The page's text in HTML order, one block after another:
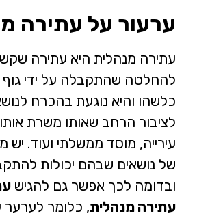
ערעור על עתירה
עתירה מנהלית היא עתירה
להחלטה שהתקבלה על ידי גוף
כלשהו והיא נוגעת בהכרח
לציבור הרחב שאותו משרת
עירייה, מוסד ממשלתי ועוד. יש
של נושאים שבהם יכולות
ובדומה לכך אפשר גם להגיש
עתירה מנהלית, כלומר